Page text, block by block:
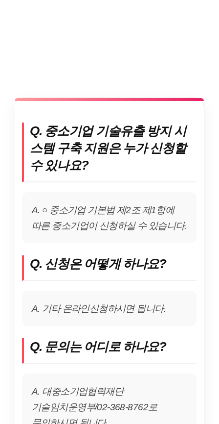
Q. 중소기업 기술유출 방지 시
스템 구축 지원은 누가 신청할
수 있나요?
A. ○ 중소기업 기본법 제2조 제1항에
따른 중소기업이 신청하실 수 있습니다.
Q. 신청은 어떻게 하나요?
A. 기타 온라인신청하시면 됩니다.
Q. 문의는 어디로 하나요?
A. 대중소기업협력재단
기술임치운영부/02-368-8762로